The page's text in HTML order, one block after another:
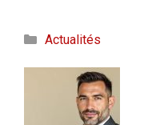
Catégories
Actualités